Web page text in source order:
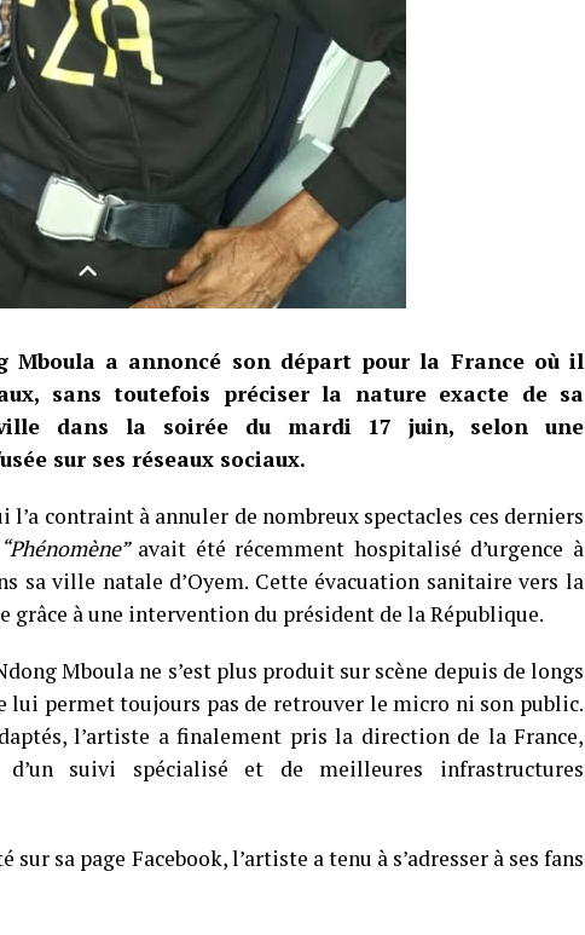
Mboula a annoncé son départ pour la France où il
sans toutefois préciser la nature exacte de sa
dans la soirée du mardi 17 juin, selon une
sur ses réseaux sociaux.
l’a contraint à annuler de nombreux spectacles ces derniers
“Phénomène”avait été récemment hospitalisé d’urgence à
sa ville natale d’Oyem. Cette évacuation sanitaire vers la
grâce à une intervention du président de la République.
Mboula ne s’est plus produit sur scène depuis de longs
lui permet toujours pas de retrouver le micro ni son public.
l’artiste a finalement pris la direction de la France,
d’un suivi spécialisé et de meilleures infrastructures
sa page Facebook, l’artiste a tenu à s’adresser à ses fans